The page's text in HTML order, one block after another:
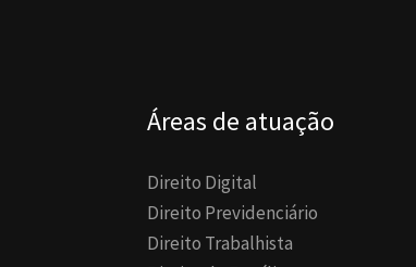
Áreas de atuação
Direito Digital
Direito Previdenciário
Direito Trabalhista